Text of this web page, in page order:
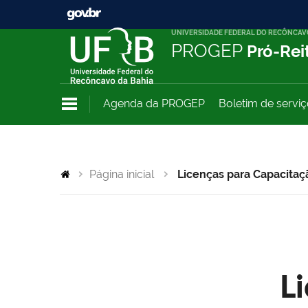
UNIVERSIDADE FEDERAL DO
PROGEP Pró-
Agenda da PROGEP Boletim de
Página inicial Licenças para